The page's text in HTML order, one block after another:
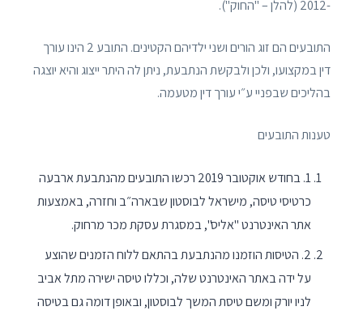
-2012 (להלן – "החוק").
התובעים הם זוג הורים ושני ילדיהם הקטינים. התובע 2 הינו עורך
דין במקצועו, ולכן ולבקשת הנתבעת, ניתן לה היתר ייצוג והיא יוצגה
בהליכים שבפניי ע״י עורך דין מטעמה.
טענות התובעים
1. בחודש אוקטובר 2019 רכשו התובעים מהנתבעת ארבעה
כרטיסי טיסה, מישראל לבוסטון שבארה״ב וחזרה, באמצעות
אתר האינטרנט "אליס", במסגרת עסקת מכר מרחוק.
2. הטיסות הוזמנו מהנתבעת בהתאם ללוח הזמנים שהוצע
על ידה באתר האינטרנט שלה, וכללו טיסה ישירה מתל אביב
לניו יורק ומשם טיסת המשך לבוסטון, ובאופן דומה גם בטיסה